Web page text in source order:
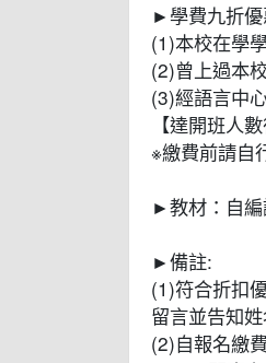
►學費九折優
(1)本校在學
(2)曾上過本
(3)經語言中
【達開班人
※繳費前請自
►教材：自
►備註:
(1)符合折扣
留言並告知
(2)自報名繳